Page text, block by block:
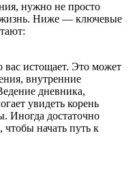
нужно не просто
жизнь. Ниже — ключевые
истощает. Это может
внутренние
дневника,
увидеть корень
Иногда достаточно
чтобы начать путь к